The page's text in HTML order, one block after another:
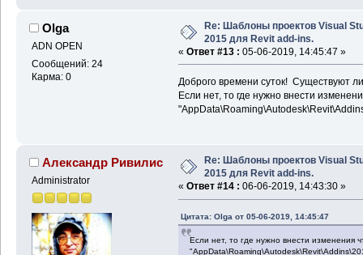
Olga
ADN OPEN
Сообщений: 24
Карма: 0
Re: Шаблоны проектов Visual
2015 для Revit add-ins.
« Ответ #13 : 05-06-2019, 14:45:47 »
Доброго времени суток! Существуют
Если нет, то где нужно внести
Александр Ривилис
Administrator
Re: Шаблоны проектов Visual
2015 для Revit add-ins.
« Ответ #14 : 06-06-2019, 14:43:30 »
Цитата: Olga от 05-06-2019, 14:45:47
Если нет, то где нужно внести изменения